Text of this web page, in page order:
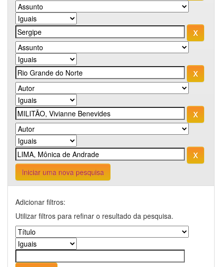
Iniciar uma nova pesquisa
Adicionar filtros:
Utilizar filtros para refinar o resultado da pesquisa.